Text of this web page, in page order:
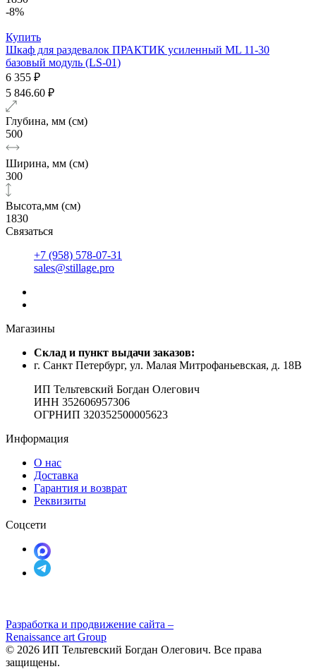
-8%
Купить
Шкаф для раздевалок ПРАКТИК усиленный ML 11-30
базовый модуль (LS-01)
6 355 ₽
5 846.60 ₽
Глубина, мм (см)
500
Ширина, мм (см)
300
Высота,мм (см)
1830
Связаться
+7 (958) 578-07-31
sales@stillage.pro
Магазины
Cклад и пункт выдачи заказов:
г. Санкт Петербург, ул. Малая Митрофаньевская, д. 18В
ИП Тельтевский Богдан Олегович
ИНН 352606957306
ОГРНИП 320352500005623
Информация
О нас
Доставка
Гарантия и возврат
Реквизиты
Соцсети
Разработка и продвижение сайта –
Renaissance art Group
© 2026 ИП Тельтевский Богдан Олегович. Все права
защищены.